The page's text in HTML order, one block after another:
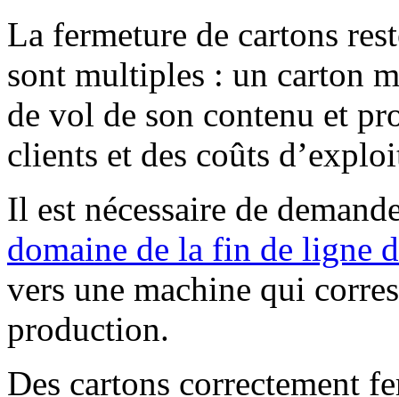
La fermeture de cartons
sont multiples : un carton
de vol de son contenu et
clients et des coûts
Il est nécessaire de
domaine de la fin de ligne
vers une machine qui
production.
Des cartons correctement